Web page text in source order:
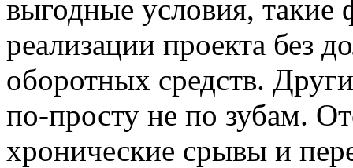
выгодные условия,
реализации проекта без
оборотных средств.
по-просту не по зубам.
хронические срывы и